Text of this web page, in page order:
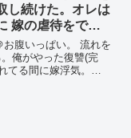
し続けた。オレは
嫁の虐待をでっ
した…
お腹いっぱい。 流れを
俺がやった復讐(完
てる間に嫁浮気。寂